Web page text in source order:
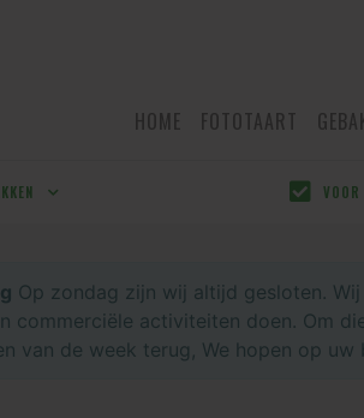
HOME FOTOTAART
Op zondag zijn wij altijd gesloten.
commerciële activiteiten doen. Om
van de week terug, We hopen op